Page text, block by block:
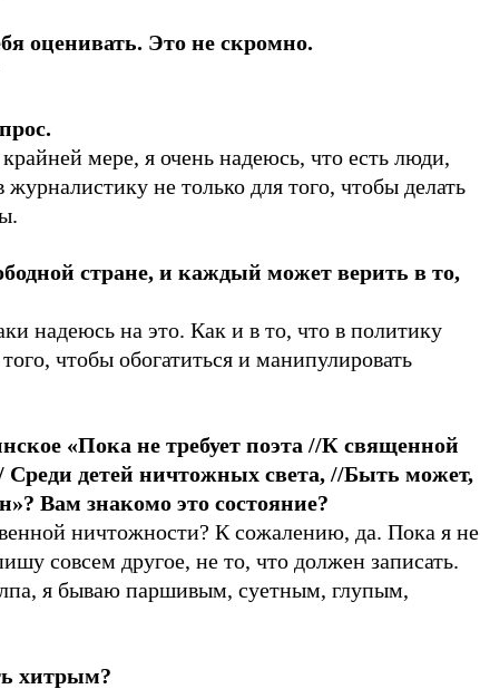
оценивать. Это не скромно.
мере, я очень надеюсь, что есть люди,
журналистику не только для того, чтобы делать
стране, и каждый может верить в то,
надеюсь на это. Как и в то, что в политику
чтобы обогатиться и манипулировать
«Пока не требует поэта //К священной
Среди детей ничтожных света, //Быть может,
Вам знакомо это состояние?
ничтожности? К сожалению, да. Пока я не
совсем другое, не то, что должен записать.
я бываю паршивым, суетным, глупым,
хитрым?